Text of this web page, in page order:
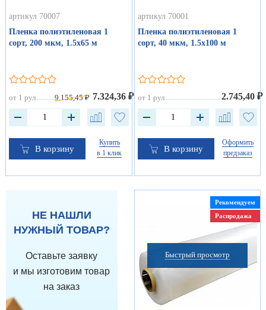
артикул 70007
Пленка полиэтиленовая 1
сорт, 200 мкм, 1.5х65 м
от 1 рул 9.155,45 ₽ 7.324,36 ₽
В корзину
Купить
в 1 клик
артикул 70001
Пленка полиэтиленовая 1
сорт, 40 мкм, 1.5х100 м
от 1 рул 2.745,40 ₽
В корзину
Оформить
предзаказ
НЕ НАШЛИ
НУЖНЫЙ ТОВАР?
Оставьте заявку
и мы изготовим товар
на заказ
Быстрый просмотр
Рекомендуем
Распродажа